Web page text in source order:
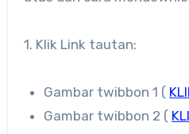
1. Klik Link tautan:
Gambar twibbon 1 (
Gambar twibbon 2 (